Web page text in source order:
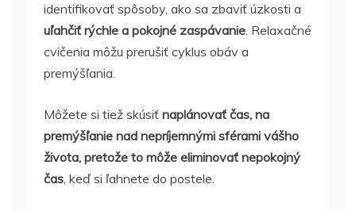
identifikovať spôsoby, ako sa zbaviť úzkosti a
uľahčiť rýchle a pokojné zaspávanie. Relaxačné
cvičenia môžu prerušiť cyklus obáv a
premýšľania.
Môžete si tiež skúsiť naplánovať čas, na
premýšľanie nad nepríjemnými sférami vášho
života, pretože to môže eliminovať nepokojný
čas, keď si ľahnete do postele.